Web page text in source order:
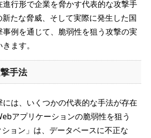
進行形で企業を脅かす代表的な攻撃手
たな脅威、そして実際に発生した国
例を通じて、脆弱性を狙う攻撃の実
ます。
手法
は、いくつかの代表的な手法が存在
アプリケーションの脆弱性を狙う
ション」は、データベースに不正な